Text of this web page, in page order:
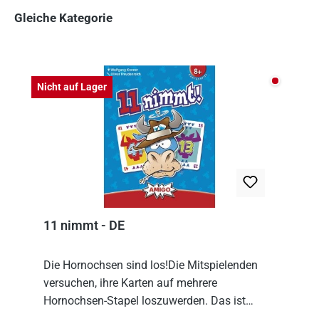
Gleiche Kategorie
Nicht auf Lager Nicht
11 nimmt - DE
Die Hornochsen sind los!Die Mitspielenden
versuchen, ihre Karten auf mehrere
Hornochsen-Stapel loszuwerden. Das ist